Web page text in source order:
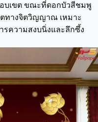
บเขต ขณะที่ดอกบัวสีชมพู
ทางจิตวิญญาณ เหมาะ
ความสงบนิ่งและลึกซึ้ง